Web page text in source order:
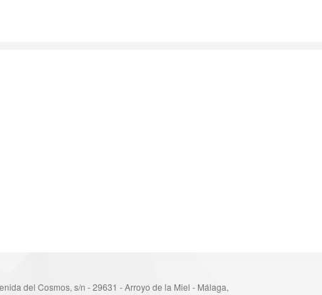
del Cosmos, s/n - 29631 - Arroyo de la Miel - Málaga,